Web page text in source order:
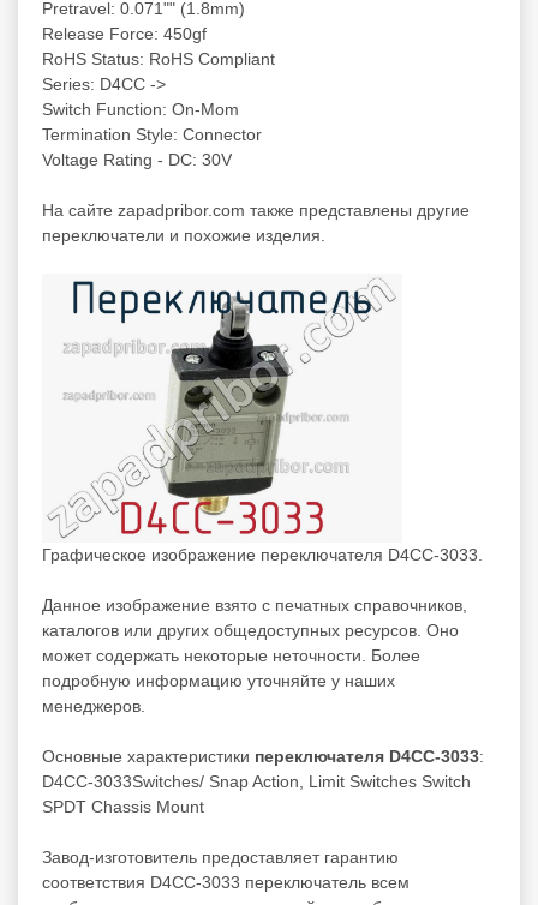
Pretravel: 0.071"" (1.8mm)
Release Force: 450gf
RoHS Status: RoHS Compliant
Series: D4CC ->
Switch Function: On-Mom
Termination Style: Connector
Voltage Rating - DC: 30V
На сайте zapadpribor.com также представлены другие
переключатели и похожие изделия.
Графическое изображение переключателя D4CC-3033.
Данное изображение взято с печатных справочников,
каталогов или других общедоступных ресурсов. Оно
может содержать некоторые неточности. Более
подробную информацию уточняйте у наших
менеджеров.
Основные характеристики переключателя D4CC-3033:
D4CC-3033Switches/ Snap Action, Limit Switches Switch
SPDT Chassis Mount
Завод-изготовитель предоставляет гарантию
соответствия D4CC-3033 переключатель всем